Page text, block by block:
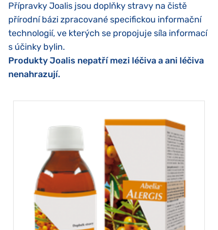
Přípravky Joalis jsou doplňky stravy na čistě
přírodní bázi zpracované specifickou informační
technologií, ve kterých se propojuje síla informací
s účinky bylin.
Produkty Joalis nepatří mezi léčiva a ani léčiva
nenahrazují.